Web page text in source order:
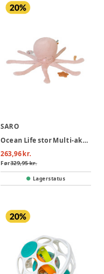
SARO
Ocean Life stor Multi-aktivitets plys - Pink
263,96 kr.
Før329,95 kr.
Lagerstatus